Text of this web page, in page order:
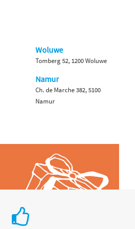
Woluwe
Tomberg 52, 1200 Woluwe
Namur
Ch. de Marche 382, 5100
Namur